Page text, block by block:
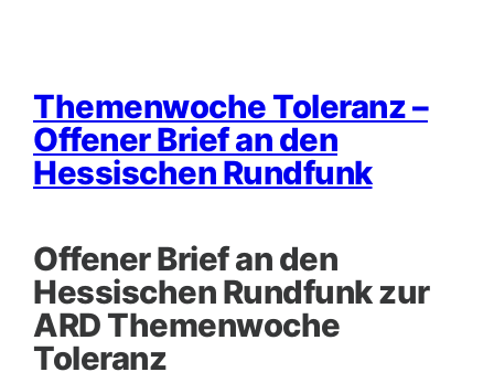
Themenwoche Toleranz –
Offener Brief an den
Hessischen Rundfunk
Offener Brief an den
Hessischen Rundfunk zur
ARD Themenwoche
Toleranz